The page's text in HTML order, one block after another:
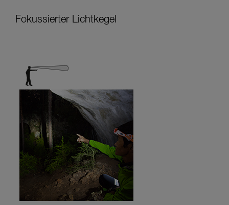
Fokussierter Lichtkegel